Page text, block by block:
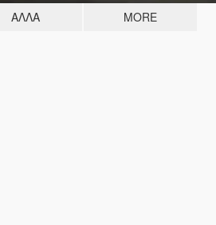
ΆΛΛΑ MORE